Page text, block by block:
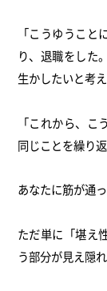
「こうゆうこ
り、退職をした
生かしたいと考え
「これから、
同じことを繰り
あなたに筋が通
ただ単に「堪え
う部分が見え隠